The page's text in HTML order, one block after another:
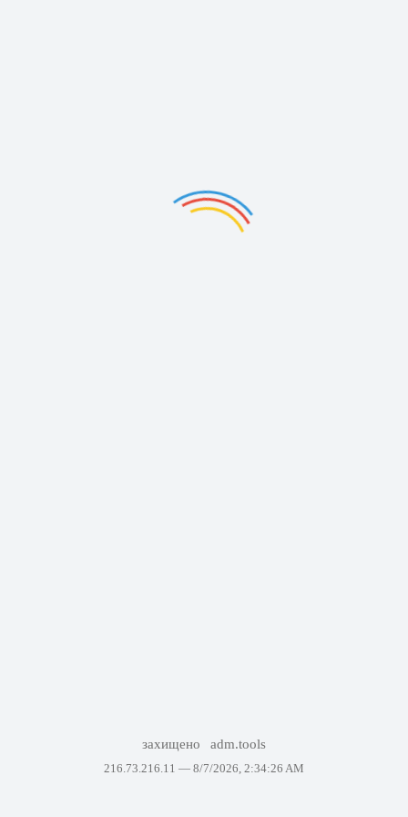
захищено adm.tools
216.73.216.11 — 8/7/2026, 2:34:26 AM